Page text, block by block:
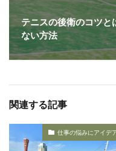
テニスの後衛のコツと
ない方法
関連する記事
仕事の悩みにアイデ